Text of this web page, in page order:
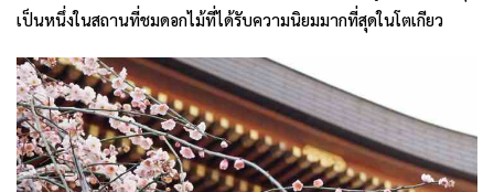
เป็นหนึ่งในสถานที่ชมดอกไม้ที่ได้รับความนิยมมากที่สุดในโตเกียว